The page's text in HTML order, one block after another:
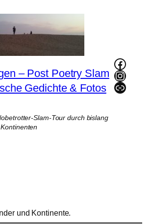
– Post Poetry Slam
Gedichte & Fotos
Slam-Tour durch bislang
Link
und Kontinente.